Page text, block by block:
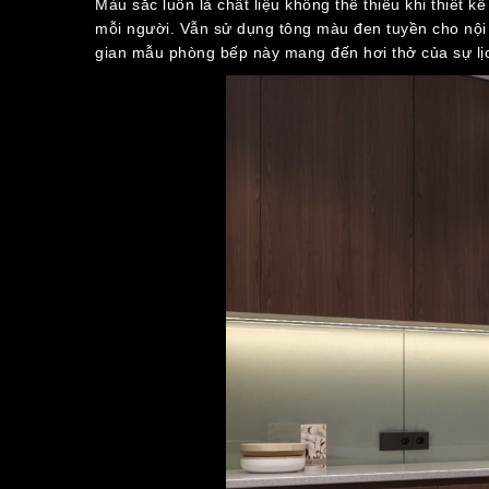
Màu sắc luôn là chất liệu không thể thiếu khi thiết
mỗi người. Vẫn sử dụng tông màu đen tuyền cho
gian mẫu phòng bếp này mang đến hơi thở của sự